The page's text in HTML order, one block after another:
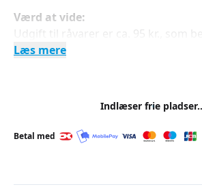
Værd at vide:
Udgift til råvarer er ca. 95 kr., som
underviseren på dagen.
Læs mere
Indlæser frie
Betal med